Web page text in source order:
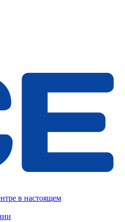
в настоящем